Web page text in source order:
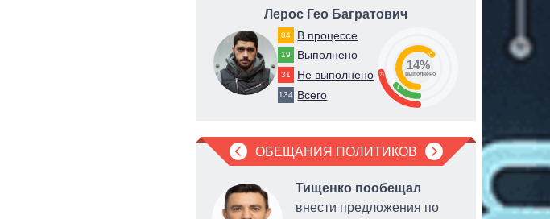
Лерос Гео Багратович
84 В процессе
19 Выполнено
31 Не выполнено
134 Всего
23
14
63
14%
выполнено
ОБЕЩАНИЯ ПОЛИТИКОВ
Тищенко пообещал
внести предложения по